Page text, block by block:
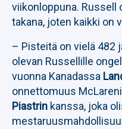
viikonloppuna. Russell
takana, joten kaikki on
– Pisteitä on vielä 482
olevan Russellille
vuonna Kanadassa
onnettomuus
Piastrin kanssa, joka